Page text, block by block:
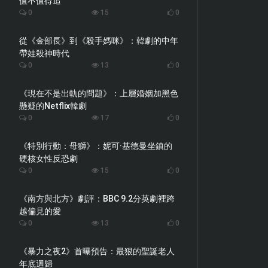
0 15 0
從《金部長》到《殺手媽咪》：韓劇的中年
帶娃殺神時代
0 13 0
《現在不是出軌的問題》：上層婚姻加黑色
懸疑的Netflix韓劇
0 17 0
《特別行動：母獅》：妮可·基德曼坐鎮的
硬核女性反恐劇
0 15 0
《南方與北方》劇評：BBC 9.2分英劇裡跨
越偏見的愛
0 13 0
《暴力之夜2》首曝預告：最狠的聖誕老人
年底迴歸